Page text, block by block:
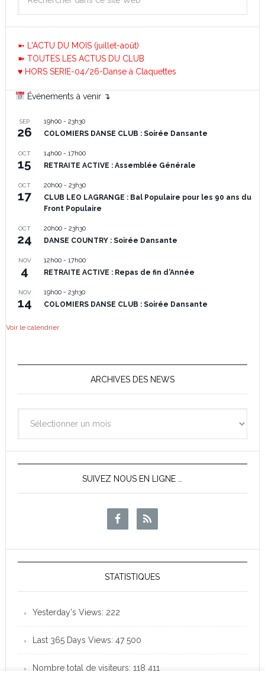
➼ L'ACTU DU MOIS (juillet-août)
➽ TOUTES LES ACTUS DU CLUB
♥ HORS SERIE-04/26-Danse à Claquettes
Événements à venir ↴
SEP
26
19h00- 23h30
COLOMIERS DANSE CLUB : Soirée Dansante
OCT
15
14h00- 17h00
RETRAITE ACTIVE : Assemblée Générale
OCT
17
20h00- 23h30
CLUB LEO LAGRANGE : Bal Populaire pour les 90 ans du
Front Populaire
OCT
24
20h00- 23h30
DANSE COUNTRY : Soirée Dansante
NOV
4
12h00- 17h00
RETRAITE ACTIVE : Repas de fin d’Année
NOV
14
19h00- 23h30
COLOMIERS DANSE CLUB : Soirée Dansante
Voir le calendrier
ARCHIVES DES NEWS
des
News
SUIVEZ NOUS EN LIGNE …
STATISTIQUES
Yesterday's Views: 222
Last 365 Days Views: 47 500
Nombre total de visiteurs: 118 411